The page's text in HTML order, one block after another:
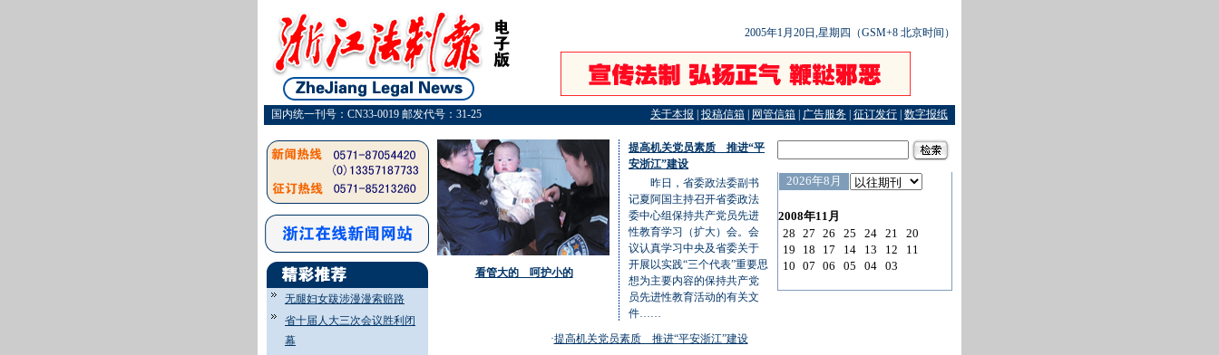
2005年1月20日,星期四（GSM+8 北京时间）
国内统一刊号：CN33-0019 邮发代号：31-25 关于本报 投稿信箱 网管信箱 广告服务 征订发行 数字报纸
无腿妇女跋涉漫漫索赔路
省十届人大三次会议胜利闭
幕
看管大的 呵护小的
提高机关党员素质 推进“平
安浙江”建设
昨日，省委政法委副书
记夏阿国主持召开省委政法
委中心组保持共产党员先进
性教育学习（扩大）会。会
议认真学习中央及省委关于
开展以实践“三个代表”重要思
想为主要内容的保持共产党
员先进性教育活动的有关文
件……
提高机关党员素质 推进“平安浙江”建设